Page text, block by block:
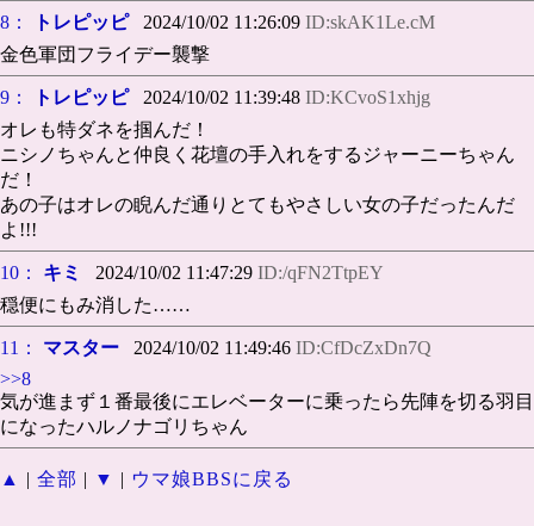
8： トレピッピ2024/10/02 11:26:09 ID:skAK1Le.cM
金色軍団フライデー襲撃
9： トレピッピ2024/10/02 11:39:48 ID:KCvoS1xhjg
オレも特ダネを掴んだ！
ニシノちゃんと仲良く花壇の手入れをするジャーニーちゃん
だ！
あの子はオレの睨んだ通りとてもやさしい女の子だったんだ
よ!!!
10： キミ 2024/10/02 11:47:29 ID:/qFN2TtpEY
穏便にもみ消した……
11： マスター 2024/10/02 11:49:46 ID:CfDcZxDn7Q
>>8
気が進まず１番最後にエレベーターに乗ったら先陣を切る羽目
になったハルノナゴリちゃん
▲ | 全部 | ▼ | ウマ娘BBSに戻る